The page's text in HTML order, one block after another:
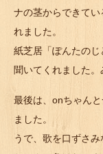
ナの茎からできて
れました。
紙芝居「ぽんたの
聞いてくれました
最後は、onちゃん
ました。 普
うで、歌を口ずさ